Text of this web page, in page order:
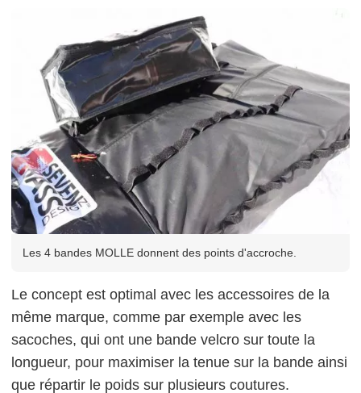
Les 4 bandes MOLLE donnent des points d'accroche.
Le concept est optimal avec les accessoires de la
même marque, comme par exemple avec les
sacoches, qui ont une bande velcro sur toute la
longueur, pour maximiser la tenue sur la bande ainsi
que répartir le poids sur plusieurs coutures.